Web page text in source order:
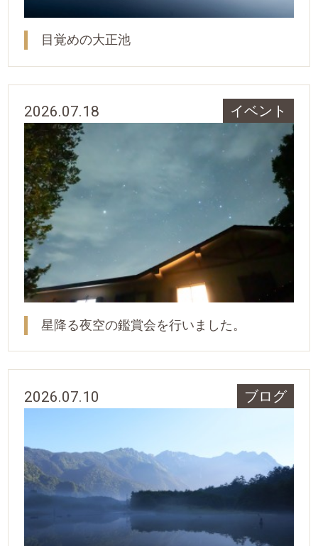
目覚めの大正池
2026.07.18 イベント
星降る夜空の鑑賞会を行いました。
2026.07.10 ブログ